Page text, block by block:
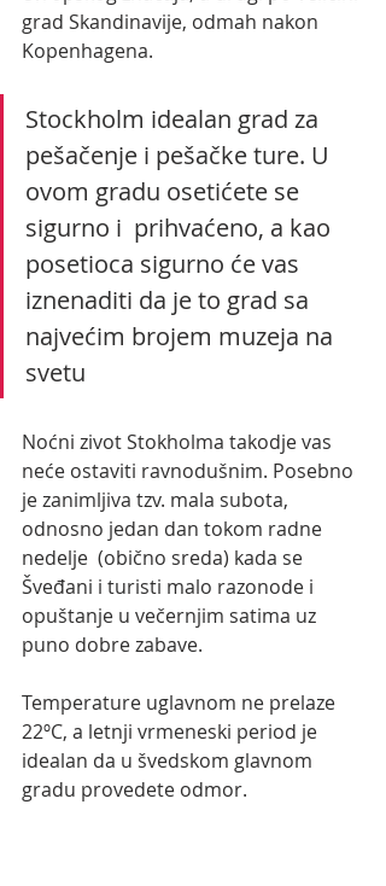
grad Skandinavije, odmah nakon
Kopenhagena.
Stockholm idealan grad za
pešačenje i pešačke ture. U
ovom gradu osetićete se
sigurno i  prihvaćeno, a kao
posetioca sigurno će vas
iznenaditi da je to grad sa
najvećim brojem muzeja na
svetu
Noćni zivot Stokholma takodje vas
neće ostaviti ravnodušnim. Posebno
je zanimljiva tzv. mala subota,
odnosno jedan dan tokom radne
nedelje  (obično sreda) kada se
Šveđani i turisti malo razonode i
opuštanje u večernjim satima uz
puno dobre zabave.
Temperature uglavnom ne prelaze
22ºC, a letnji vrmeneski period je
idealan da u švedskom glavnom
gradu provedete odmor.